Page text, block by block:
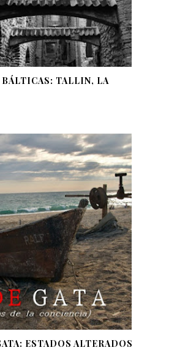
BÁLTICAS: TALLIN, LA
ESTADOS ALTERADOS